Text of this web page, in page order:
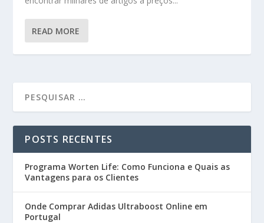
READ MORE
POSTS RECENTES
Programa Worten Life: Como Funciona e Quais as
Vantagens para os Clientes
Onde Comprar Adidas Ultraboost Online em
Portugal